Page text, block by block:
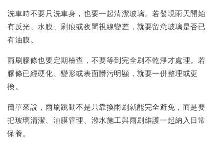
洗車時不要只洗車身，也要一起清潔玻璃。若發現雨天開始
有反光、水膜、刷痕或夜間視線變差，就要留意玻璃是否已
有油膜。
雨刷膠條也要定期檢查，不要等到完全刷不乾淨才處理。若
膠條已經硬化、變形或表面髒污明顯，就要一併整理或更
換。
簡單來說，雨刷跳動不是只靠換雨刷就能完全避免，而是要
把玻璃清潔、油膜管理、潑水施工與雨刷維護一起納入日常
保養。